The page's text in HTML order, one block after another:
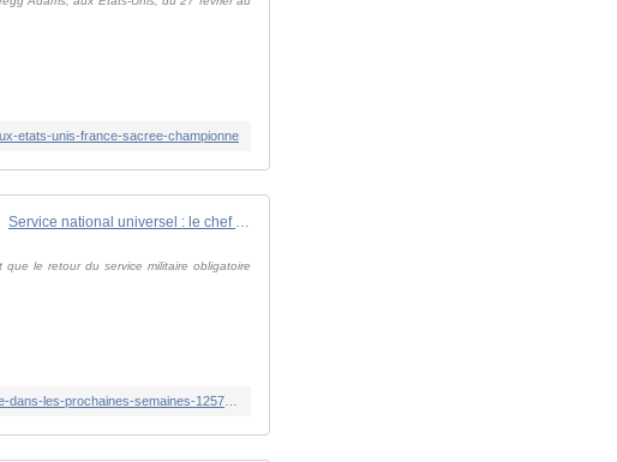
etats-unis-france-sacree-championne
Service national universel : le chef de l'État annoncera "une grande refonte" dans "les prochaines semaines"
le retour du service militaire obligatoire